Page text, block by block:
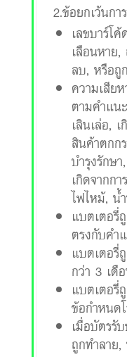
2.ข้อยกเว้นกา
เลขบาร์โ
เลือนหาย
ลบ, หรือถู
ความเสีย
ตามคำแน
เลินเล่อ,
สินค้าตกก
บำรุงรักษ
เกิดจากก
ไฟไหม้, น้
แบตเตอรี่
ตรงกับคำ
แบตเตอรี่
กว่า 3 เดื
แบตเตอรี่
ข้อกำหนด
เมื่อบัตรรั
ถูกทำลาย